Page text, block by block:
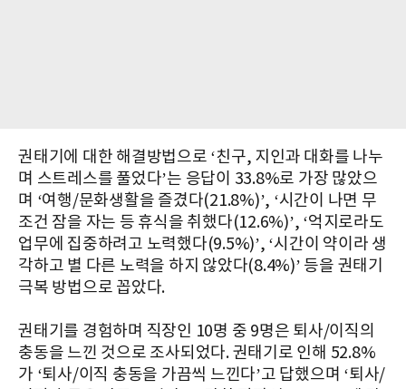
권태기에 대한 해결방법으로 ‘친구, 지인과 대화를 나누
며 스트레스를 풀었다’는 응답이 33.8%로 가장 많았으
며 ‘여행/문화생활을 즐겼다(21.8%)’, ‘시간이 나면 무
조건 잠을 자는 등 휴식을 취했다(12.6%)’, ‘억지로라도
업무에 집중하려고 노력했다(9.5%)’, ‘시간이 약이라 생
각하고 별 다른 노력을 하지 않았다(8.4%)’ 등을 권태기
극복 방법으로 꼽았다.
권태기를 경험하며 직장인 10명 중 9명은 퇴사/이직의
충동을 느낀 것으로 조사되었다. 권태기로 인해 52.8%
가 ‘퇴사/이직 충동을 가끔씩 느낀다’고 답했으며 ‘퇴사/